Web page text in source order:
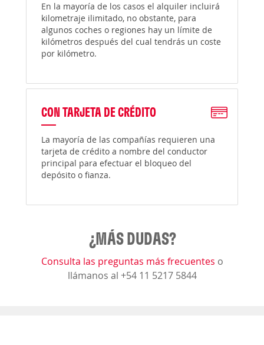
En la mayoría de los casos el alquiler incluirá
kilometraje ilimitado, no obstante, para
algunos coches o regiones hay un límite de
kilómetros después del cual tendrás un coste
por kilómetro.
CON TARJETA DE CRÉDITO
La mayoría de las compañías requieren una
tarjeta de crédito a nombre del conductor
principal para efectuar el bloqueo del
depósito o fianza.
¿MÁS DUDAS?
Consulta las preguntas más frecuentes o
llámanos al +54 11 5217 5844